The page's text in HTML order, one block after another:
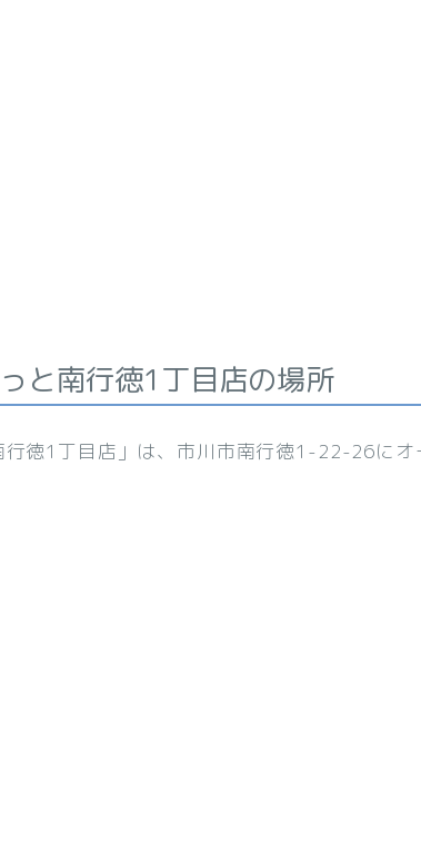
と南行徳1丁目店の場所
行徳1丁目店」は、市川市南行徳1-22-26にオ